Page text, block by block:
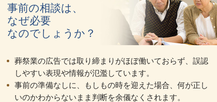
事前の相談は、
なぜ必要
なのでしょうか？
葬祭業の広告では取り締まりがほぼ働いておらず、誤認
しやすい表現や情報が氾濫しています。
事前の準備なしに、もしもの時を迎えた場合、何が正し
いのかわからないまま判断を余儀なくされます。